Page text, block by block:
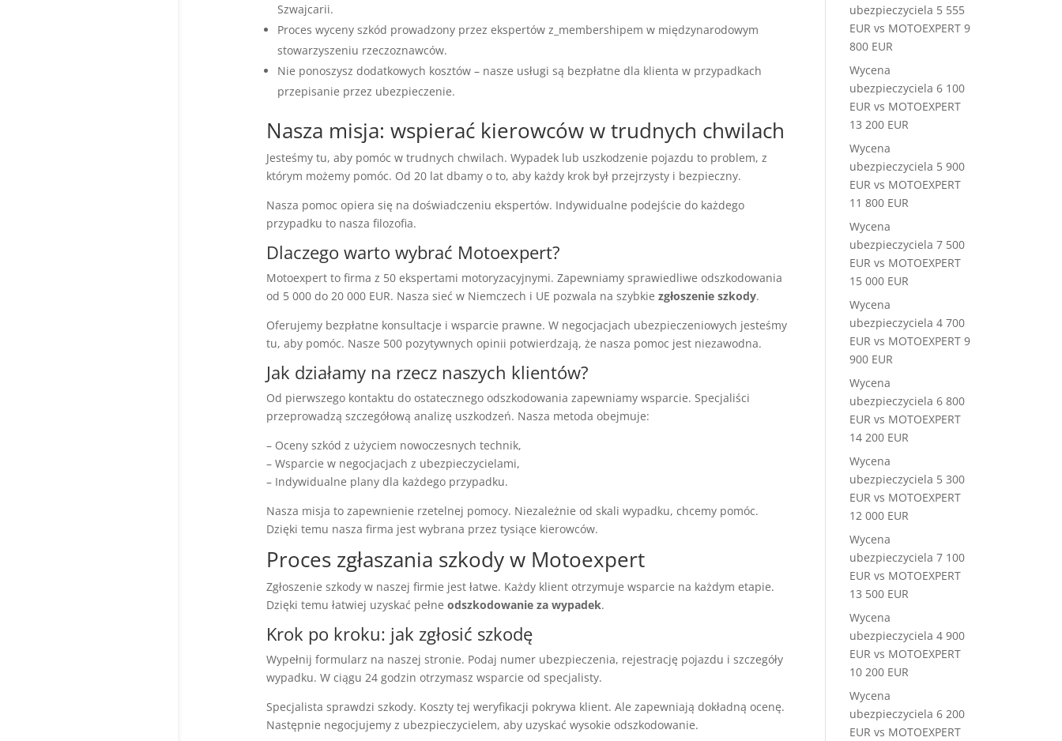
Szwajcarii.
Proces wyceny szkód prowadzony przez ekspertów z_membershipem w międzynarodowym
stowarzyszeniu rzeczoznawców.
Nie ponoszysz dodatkowych kosztów – nasze usługi są bezpłatne dla klienta w przypadkach
przepisanie przez ubezpieczenie.
Nasza misja: wspierać kierowców w trudnych chwilach
Jesteśmy tu, aby pomóc w trudnych chwilach. Wypadek lub uszkodzenie pojazdu to problem, z
którym możemy pomóc. Od 20 lat dbamy o to, aby każdy krok był przejrzysty i bezpieczny.
Nasza pomoc opiera się na doświadczeniu ekspertów. Indywidualne podejście do każdego
przypadku to nasza filozofia.
Dlaczego warto wybrać Motoexpert?
Motoexpert to firma z 50 ekspertami motoryzacyjnymi. Zapewniamy sprawiedliwe odszkodowania
od 5 000 do 20 000 EUR. Nasza sieć w Niemczech i UE pozwala na szybkie zgłoszenie szkody.
Oferujemy bezpłatne konsultacje i wsparcie prawne. W negocjacjach ubezpieczeniowych jesteśmy
tu, aby pomóc. Nasze 500 pozytywnych opinii potwierdzają, że nasza pomoc jest niezawodna.
Jak działamy na rzecz naszych klientów?
Od pierwszego kontaktu do ostatecznego odszkodowania zapewniamy wsparcie. Specjaliści
przeprowadzą szczegółową analizę uszkodzeń. Nasza metoda obejmuje:
– Oceny szkód z użyciem nowoczesnych technik,
– Wsparcie w negocjacjach z ubezpieczycielami,
– Indywidualne plany dla każdego przypadku.
Nasza misja to zapewnienie rzetelnej pomocy. Niezależnie od skali wypadku, chcemy pomóc.
Dzięki temu nasza firma jest wybrana przez tysiące kierowców.
Proces zgłaszania szkody w Motoexpert
Zgłoszenie szkody w naszej firmie jest łatwe. Każdy klient otrzymuje wsparcie na każdym etapie.
Dzięki temu łatwiej uzyskać pełne odszkodowanie za wypadek.
Krok po kroku: jak zgłosić szkodę
Wypełnij formularz na naszej stronie. Podaj numer ubezpieczenia, rejestrację pojazdu i szczegóły
wypadku. W ciągu 24 godzin otrzymasz wsparcie od specjalisty.
Specjalista sprawdzi szkody. Koszty tej weryfikacji pokrywa klient. Ale zapewniają dokładną ocenę.
Następnie negocjujemy z ubezpieczycielem, aby uzyskać wysokie odszkodowanie.
ubezpieczyciela 5 555
EUR vs MOTOEXPERT 9
800 EUR
Wycena
ubezpieczyciela 6 100
EUR vs MOTOEXPERT
13 200 EUR
Wycena
ubezpieczyciela 5 900
EUR vs MOTOEXPERT
11 800 EUR
Wycena
ubezpieczyciela 7 500
EUR vs MOTOEXPERT
15 000 EUR
Wycena
ubezpieczyciela 4 700
EUR vs MOTOEXPERT 9
900 EUR
Wycena
ubezpieczyciela 6 800
EUR vs MOTOEXPERT
14 200 EUR
Wycena
ubezpieczyciela 5 300
EUR vs MOTOEXPERT
12 000 EUR
Wycena
ubezpieczyciela 7 100
EUR vs MOTOEXPERT
13 500 EUR
Wycena
ubezpieczyciela 4 900
EUR vs MOTOEXPERT
10 200 EUR
Wycena
ubezpieczyciela 6 200
EUR vs MOTOEXPERT